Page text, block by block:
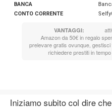
BANCA
CONTO CORRENTE
VANTAGGI:
Amazon da 50€ in regalo
prelevare gratis ovunque,
richiedere prestiti in
Iniziamo subito col dire che